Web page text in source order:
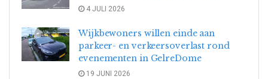
4 JULI 2026
Wijkbewoners willen einde aan
parkeer- en verkeersoverlast rond
evenementen in GelreDome
19 JUNI 2026